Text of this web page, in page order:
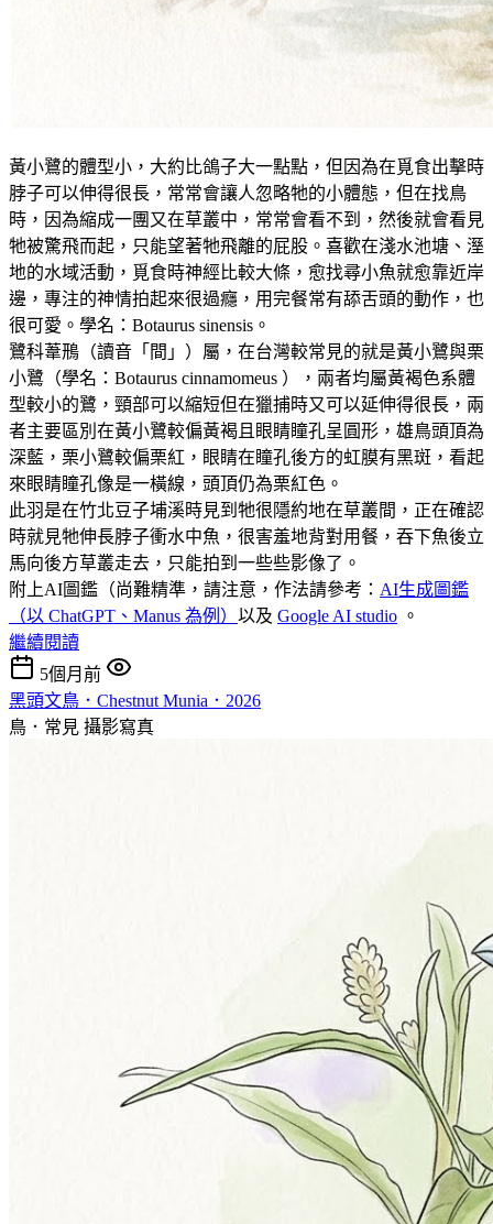
黃小鷺的體型小，大約比鴿子大一點點，但因為在覓食出擊時
脖子可以伸得很長，常常會讓人忽略牠的小體態，但在找鳥
時，因為縮成一團又在草叢中，常常會看不到，然後就會看見
牠被驚飛而起，只能望著牠飛離的屁股。喜歡在淺水池塘、溼
地的水域活動，覓食時神經比較大條，愈找尋小魚就愈靠近岸
邊，專注的神情拍起來很過癮，用完餐常有舔舌頭的動作，也
很可愛。學名：Botaurus sinensis。
鷺科葦鳽（讀音「間」）屬，在台灣較常見的就是黃小鷺與栗
小鷺（學名：Botaurus cinnamomeus ），兩者均屬黃褐色系體
型較小的鷺，頸部可以縮短但在獵捕時又可以延伸得很長，兩
者主要區別在黃小鷺較偏黃褐且眼睛瞳孔呈圓形，雄鳥頭頂為
深藍，栗小鷺較偏栗紅，眼睛在瞳孔後方的虹膜有黑斑，看起
來眼睛瞳孔像是一橫線，頭頂仍為栗紅色。
此羽是在竹北豆子埔溪時見到牠很隱約地在草叢間，正在確認
時就見牠伸長脖子衝水中魚，很害羞地背對用餐，吞下魚後立
馬向後方草叢走去，只能拍到一些些影像了。
附上AI圖鑑（尚難精準，請注意，作法請參考： AI生成圖鑑
（以 ChatGPT、Manus 為例） 以及 Google AI studio 。
繼續閱讀
5個月前
黑頭文鳥．Chestnut Munia．2026
鳥．常見 攝影寫真